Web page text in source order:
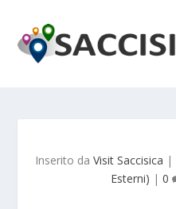
Inserito da Visit Saccisica |
Esterni) | 0